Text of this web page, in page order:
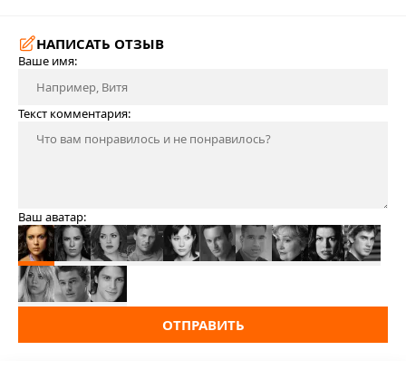
НАПИСАТЬ ОТЗЫВ
Ваше имя:
Текст комментария:
Ваш аватар:
ОТПРАВИТЬ